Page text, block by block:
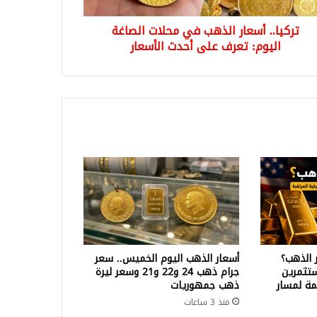
تركيا.. أسعار الذهب في محلات الصاغة
اليوم: تعرف على أحدث الأسعار
الذهب؟
لمسار
أسعار الذهب اليوم الخميس.. سعر
جرام ذهب 24 و22 و21 وسعر ليرة
ذهب جمهوريات
منذ 3 ساعات